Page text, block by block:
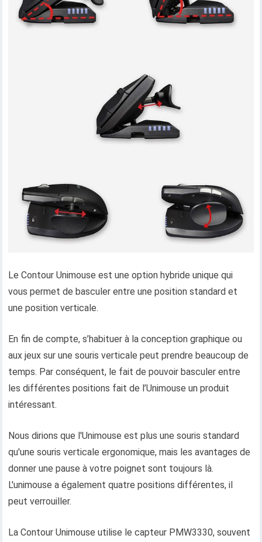
Le Contour Unimouse est une option hybride unique qui
vous permet de basculer entre une position standard et
une position verticale.
En fin de compte, s’habituer à la conception graphique ou
aux jeux sur une souris verticale peut prendre beaucoup de
temps. Par conséquent, le fait de pouvoir basculer entre
les différentes positions fait de l’Unimouse un produit
intéressant.
Nous dirions que l'Unimouse est plus une souris standard
qu'une souris verticale ergonomique, mais les avantages de
donner une pause à votre poignet sont toujours là.
L'unimouse a également quatre positions différentes, il
peut verrouiller.
La Contour Unimouse utilise le capteur PMW3330, souvent